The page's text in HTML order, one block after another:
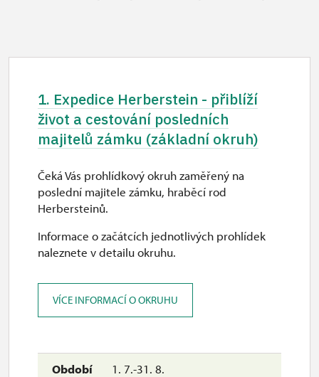
1. Expedice Herberstein - přiblíží
život a cestování posledních
majitelů zámku (základní okruh)
1. 7.-31. 8.
Čeká Vás prohlídkový okruh zaměřený na
poslední majitele zámku, hraběcí rod
Herbersteinů.
Informace o začátcích jednotlivých prohlídek
naleznete v detailu okruhu.
VÍCE INFORMACÍ O OKRUHU